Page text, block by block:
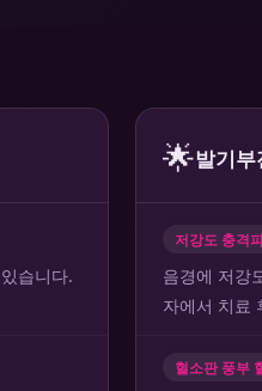
습니다.
🌟발기
저강도 충격
음경에 저강
자에서 치료
혈소판 풍부